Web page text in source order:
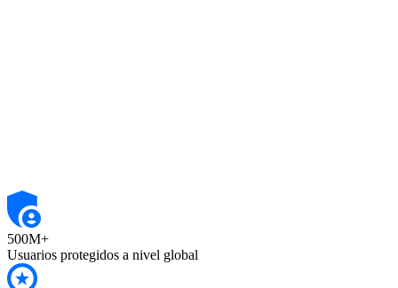
500M+
Usuarios protegidos a nivel global